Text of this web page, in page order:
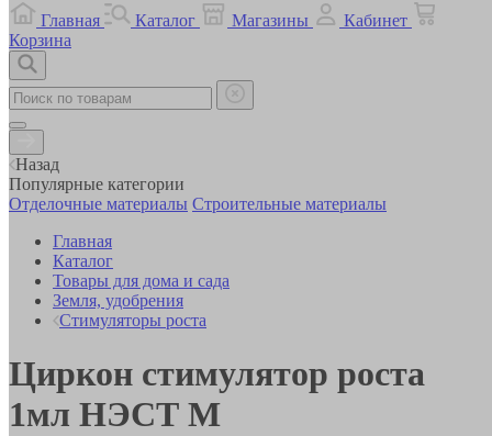
Главная
Каталог Магазины
Кабинет
Корзина
Назад
Популярные категории
Отделочные материалы Строительные материалы
Главная
Каталог
Товары для дома и сада
Земля, удобрения
Стимуляторы роста
Циркон стимулятор роста
1мл НЭСТ М